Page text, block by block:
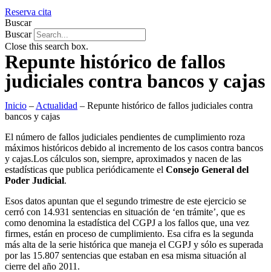
Reserva cita
Buscar
Buscar
Close this search box.
Repunte histórico de fallos
judiciales contra bancos y cajas
Inicio – Actualidad – Repunte histórico de fallos judiciales contra
bancos y cajas
El número de fallos judiciales pendientes de cumplimiento roza
máximos históricos debido al incremento de los casos contra bancos
y cajas.Los cálculos son, siempre, aproximados y nacen de las
estadísticas que publica periódicamente el Consejo General del
Poder Judicial.
Esos datos apuntan que el segundo trimestre de este ejercicio se
cerró con 14.931 sentencias en situación de ‘en trámite’, que es
como denomina la estadística del CGPJ a los fallos que, una vez
firmes, están en proceso de cumplimiento. Esa cifra es la segunda
más alta de la serie histórica que maneja el CGPJ y sólo es superada
por las 15.807 sentencias que estaban en esa misma situación al
cierre del año 2011.